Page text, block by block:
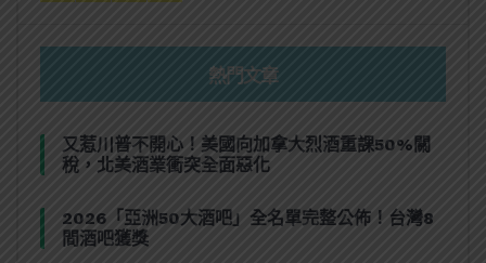
熱門文章
又惹川普不開心！美國向加拿大烈酒重課50%關
稅，北美酒業衝突全面惡化
2026「亞洲50大酒吧」全名單完整公佈！台灣8
間酒吧獲獎